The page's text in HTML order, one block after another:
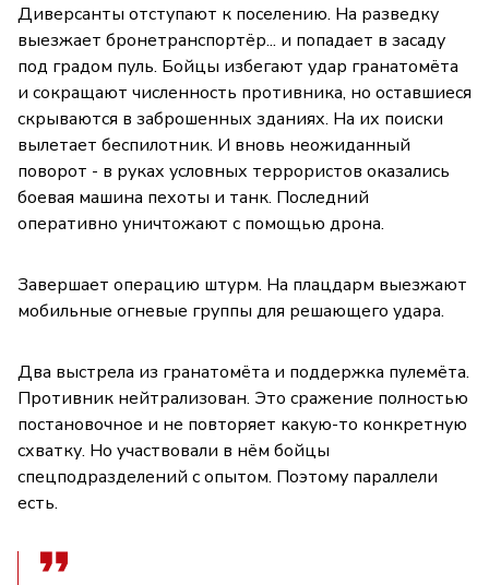
Диверсанты отступают к поселению. На разведку
выезжает бронетранспортёр... и попадает в засаду
под градом пуль. Бойцы избегают удар гранатомёта
и сокращают численность противника, но оставшиеся
скрываются в заброшенных зданиях. На их поиски
вылетает беспилотник. И вновь неожиданный
поворот - в руках условных террористов оказались
боевая машина пехоты и танк. Последний
оперативно уничтожают с помощью дрона.
Завершает операцию штурм. На плацдарм выезжают
мобильные огневые группы для решающего удара.
Два выстрела из гранатомёта и поддержка пулемёта.
Противник нейтрализован. Это сражение полностью
постановочное и не повторяет какую-то конкретную
схватку. Но участвовали в нём бойцы
спецподразделений с опытом. Поэтому параллели
есть.